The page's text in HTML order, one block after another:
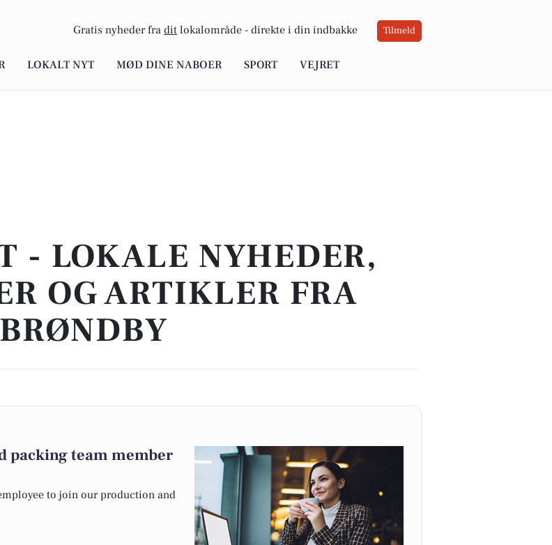
Gratis nyheder fra dit lokalområde - direkte i din indbakke Tilmeld
LOKALT NYT MØD DINE NABOER SPORT VEJRET
- LOKALE NYHEDER,
OG ARTIKLER FRA
BRØNDBY
packing team member
to join our production and